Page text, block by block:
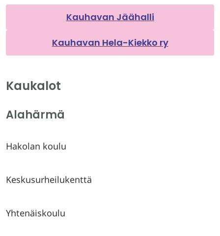
Kauhavan Jäähalli
Kauhavan Hela-Kiekko ry
Kaukalot
Alahärmä
Hakolan koulu
Keskusurheilukenttä
Yhtenäiskoulu